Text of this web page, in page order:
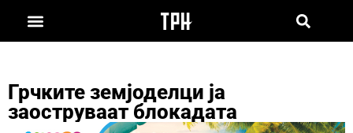
Грчките земјоделци ја
заоструваат блокадата